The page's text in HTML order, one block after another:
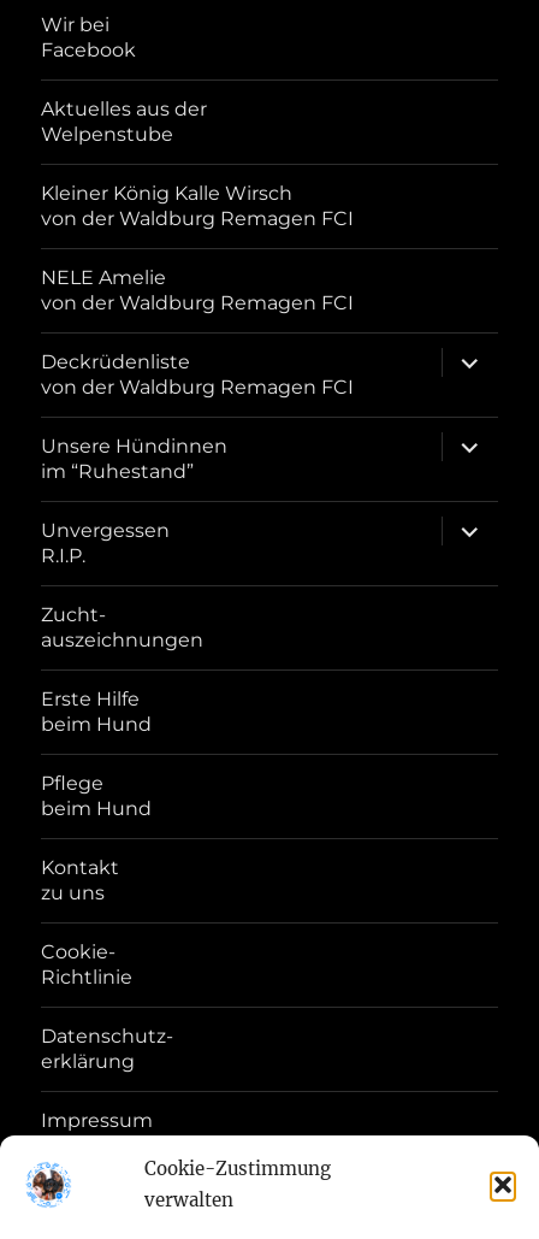
Cookie-Zustimmung
verwalten
Wir bei
Facebook
Aktuelles aus der
Welpenstube
Kleiner König Kalle Wirsch
von der Waldburg Remagen FCI
NELE Amelie
von der Waldburg Remagen FCI
Deckrüdenliste
von der Waldburg Remagen FCI
öffnen
Unsere Hündinnen
im “Ruhestand”
öffnen
Unvergessen
R.I.P.
öffnen
Zucht-
auszeichnungen
Erste Hilfe
beim Hund
Pflege
beim Hund
Kontakt
zu uns
Cookie-
Richtlinie
Datenschutz-
erklärung
Impressum
Haftungs-